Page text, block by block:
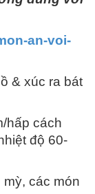
an-voi-
& xúc ra bát
hấp cách
độ 60-
các món